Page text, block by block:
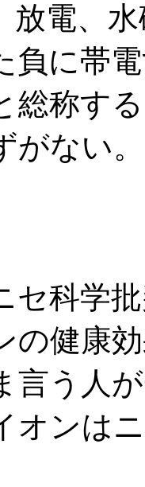
放電、
負に帯
総称す
がない。
セ科学
の健康
言う人
オンは